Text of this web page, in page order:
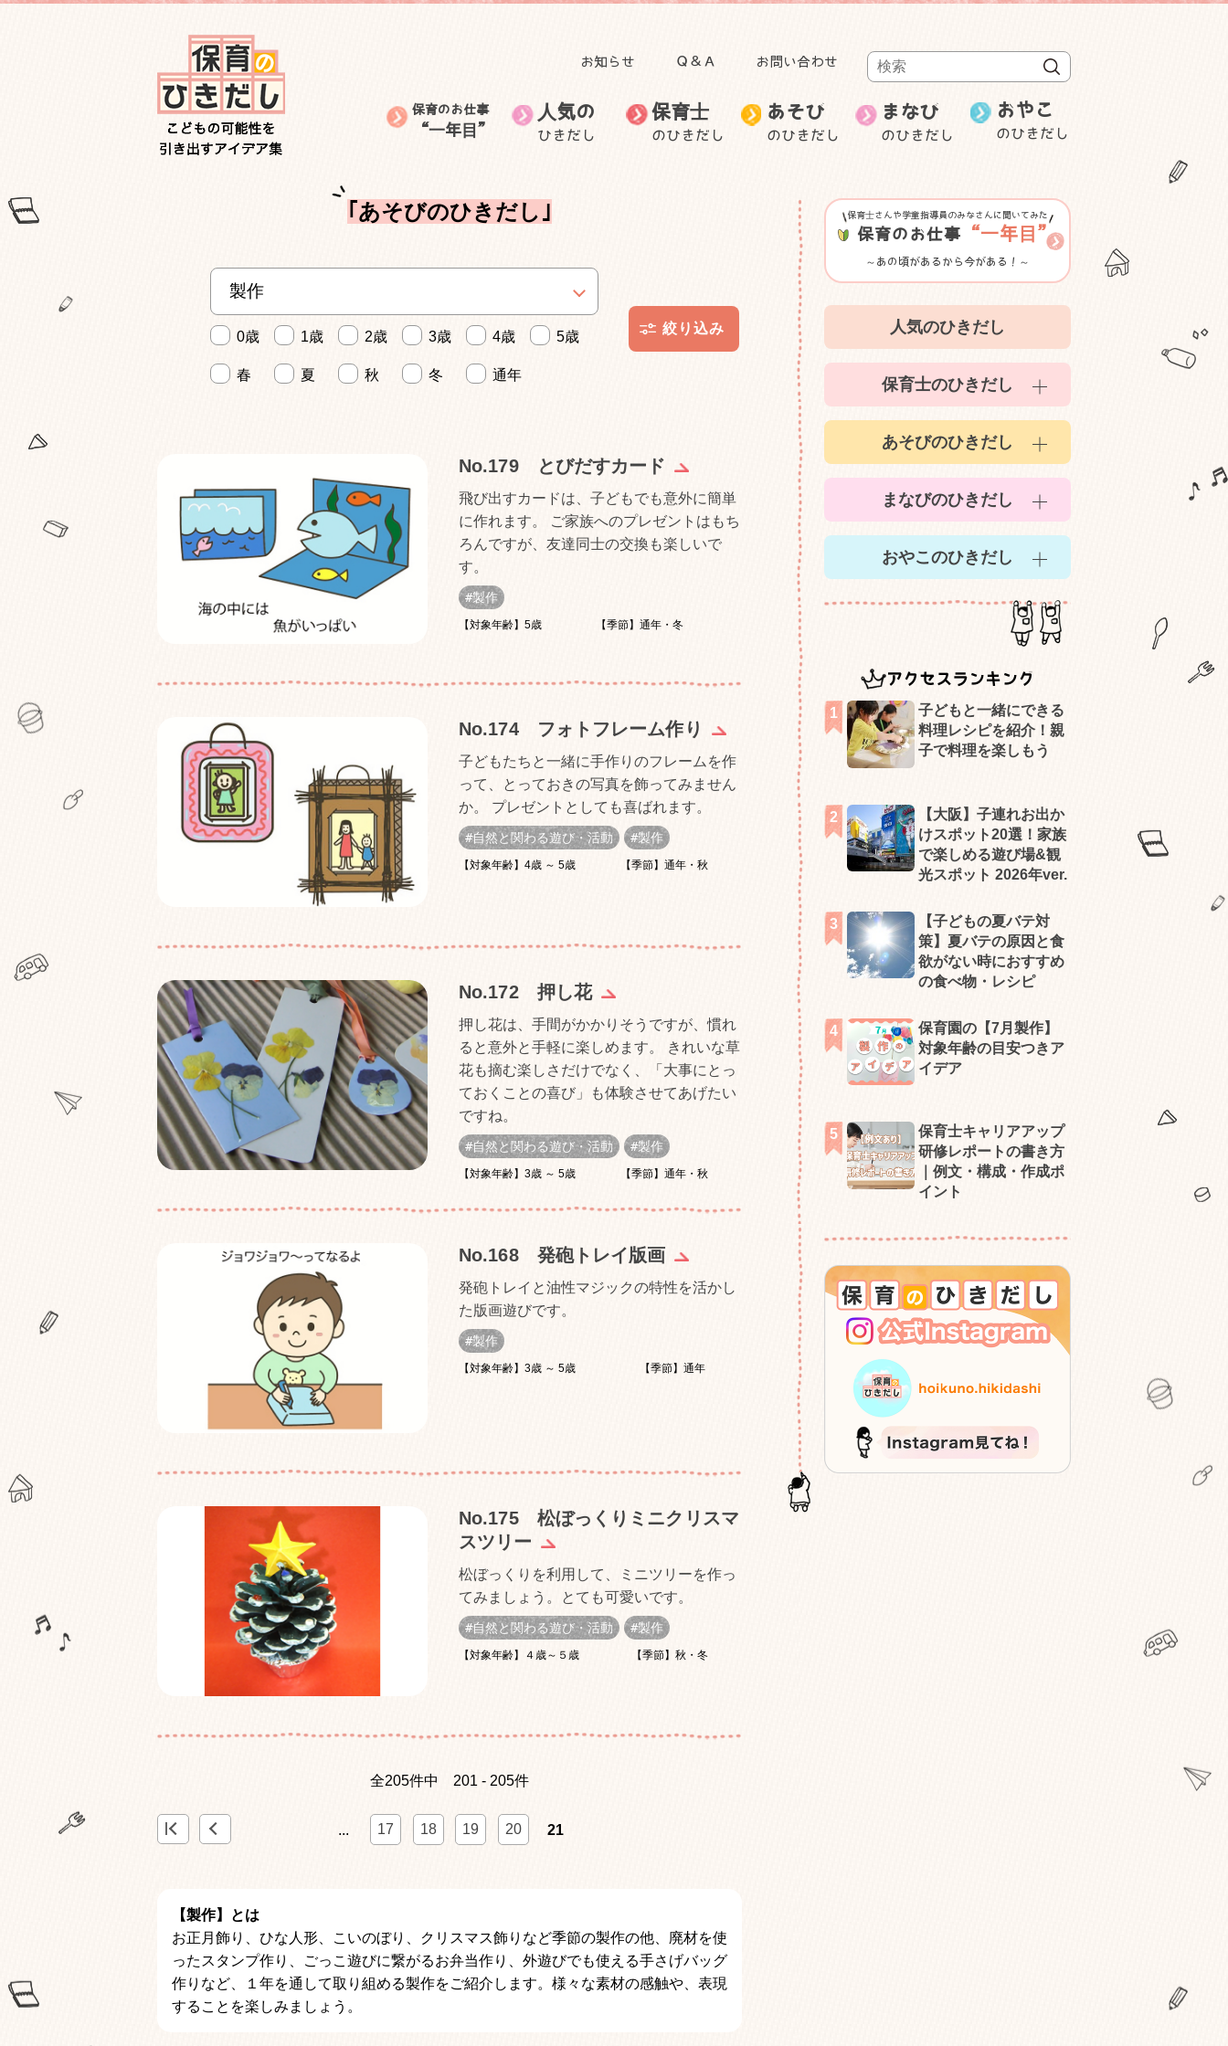
お知らせ Ｑ＆Ａ お問い合わせ
保育のお仕事
“一年目”
人気の
ひきだし
保育士
のひきだし
あそび
のひきだし
まなび
のひきだし
おやこ
のひきだし
ゲーム性のある遊び
身近な素材で作って遊
室内遊び
外遊び 製作 かんたん食育
手作りおもちゃ
むっちゃん先生と学ぼ
研修・セミナー等紹介
子ども・子育てニュー
｢あそびのひきだし｣
0歳 1歳 2歳 3歳 4歳 5歳
春 夏 秋 冬 通年
No.179 とびだすカード
飛び出すカードは、子どもでも意外に簡単
に作れます。 ご家族へのプレゼントはもち
ろんですが、友達同士の交換も楽しいで
す。
製作
【対象年齢】5歳 【季節】通年・冬
No.174 フォトフレーム作り
子どもたちと一緒に手作りのフレームを作
って、とっておきの写真を飾ってみません
か。 プレゼントとしても喜ばれます。
自然と関わる遊び・活動 製作
【対象年齢】4歳 ～ 5歳 【季節】通年・秋
No.172 押し花
押し花は、手間がかかりそうですが、慣れ
ると意外と手軽に楽しめます。 きれいな草
花も摘む楽しさだけでなく、「大事にとっ
ておくことの喜び」も体験させてあげたい
ですね。
自然と関わる遊び・活動 製作
【対象年齢】3歳 ～ 5歳 【季節】通年・秋
No.168 発砲トレイ版画
発砲トレイと油性マジックの特性を活かし
た版画遊びです。
製作
【対象年齢】3歳 ～ 5歳 【季節】通年
No.175 松ぼっくりミニクリスマ
スツリー
松ぼっくりを利用して、ミニツリーを作っ
てみましょう。とても可愛いです。
自然と関わる遊び・活動 製作
【対象年齢】４歳～５歳 【季節】秋・冬
全205件中 201 - 205件
« ... 17 18 19 20 21
【製作】とは
お正月飾り、ひな人形、こいのぼり、クリスマス飾りなど季節の製作の他、廃材を使
ったスタンプ作り、ごっこ遊びに繋がるお弁当作り、外遊びでも使える手さげバッグ
作りなど、１年を通して取り組める製作をご紹介します。様々な素材の感触や、表現
することを楽しみましょう。
保育士さんや学童指導員のみなさんに聞いてみた
保育のお仕事 “一年目”
～あの頃があるから今がある！～
人気のひきだし
保育士のひきだし
あそびのひきだし
まなびのひきだし
おやこのひきだし
アクセスランキング
子どもと一緒にできる
料理レシピを紹介！親
子で料理を楽しもう
【大阪】子連れお出か
けスポット20選！家族
で楽しめる遊び場&観
光スポット 2026年ver.
【子どもの夏バテ対
策】夏バテの原因と食
欲がない時におすすめ
の食べ物・レシピ
保育園の【7月製作】
対象年齢の目安つきア
イデア
保育士キャリアアップ
研修レポートの書き方
｜例文・構成・作成ポ
イント